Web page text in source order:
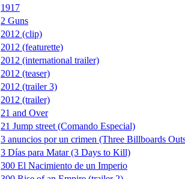
1917
2 Guns
2012 (clip)
2012 (featurette)
2012 (international trailer)
2012 (teaser)
2012 (trailer 3)
2012 (trailer)
21 and Over
21 Jump street (Comando Especial)
3 anuncios por un crimen (Three Billboards
3 Días para Matar (3 Days to Kill)
300 El Nacimiento de un Imperio